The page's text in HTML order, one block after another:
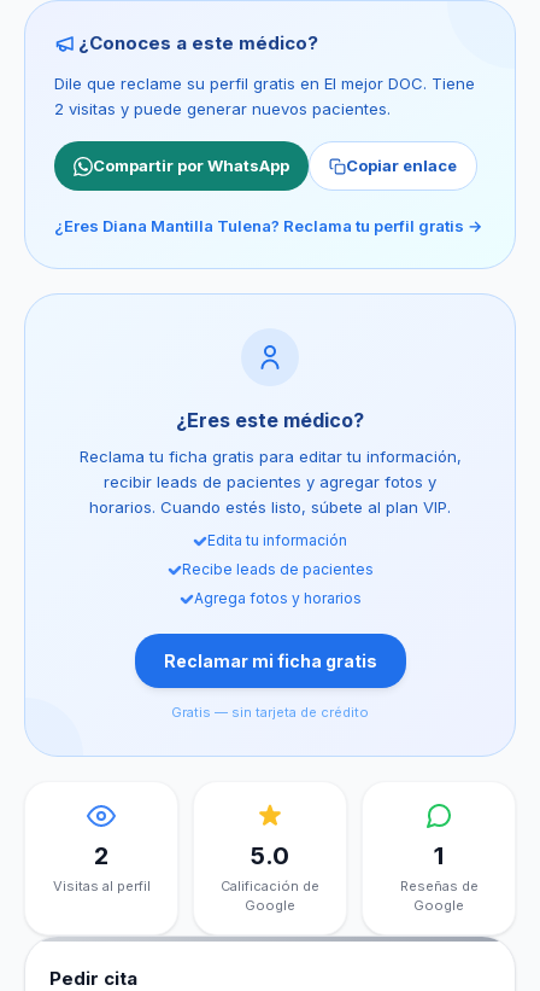
¿Conoces a este médico?
Dile que reclame su perfil gratis en El mejor DOC. Tiene
2 visitas y puede generar nuevos pacientes.
Compartir por WhatsApp Copiar enlace
¿Eres Diana Mantilla Tulena? Reclama tu perfil gratis →
¿Eres este médico?
Reclama tu ficha gratis para editar tu información,
recibir leads de pacientes y agregar fotos y
horarios. Cuando estés listo, súbete al plan VIP.
Edita tu información
Recibe leads de pacientes
Agrega fotos y horarios
Reclamar mi ficha gratis
Gratis — sin tarjeta de crédito
2
Visitas al perfil
5.0
Calificación de
Google
1
Reseñas de
Google
Pedir cita